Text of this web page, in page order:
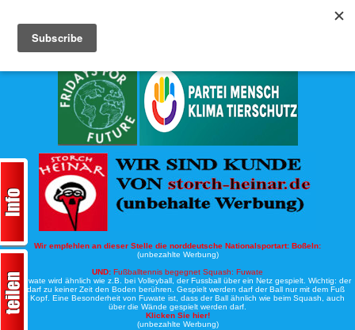
Wir empfehlen an dieser Stelle die norddeutsche Nationalsportart: Boßeln:
(unbezahlte Werbung)
UND: Fußballtennis begegnet Squash: Fuwate
Bei Fuwate wird ähnlich wie z.B. bei Volleyball, der Fussball über ein Netz gespielt. Wichtig: der
Ball darf zu keiner Zeit den Boden berühren. Gespielt werden darf der Ball nur mit dem Fuß
oder Kopf. Eine Besonderheit von Fuwate ist, dass der Ball ähnlich wie beim Squash, auch
über die Wände gespielt werden darf.
Klicken Sie hier!
(unbezahlte Werbung)